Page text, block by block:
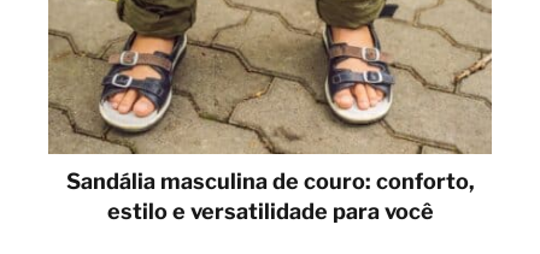
Sandália masculina de couro: conforto,
estilo e versatilidade para você